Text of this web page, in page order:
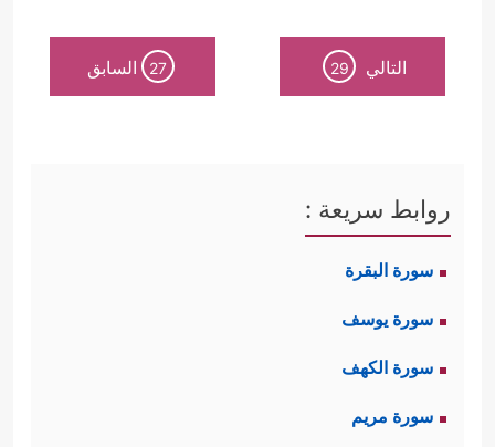
التالي 29
27 السابق
روابط سريعة :
سورة البقرة
سورة يوسف
سورة الكهف
سورة مريم